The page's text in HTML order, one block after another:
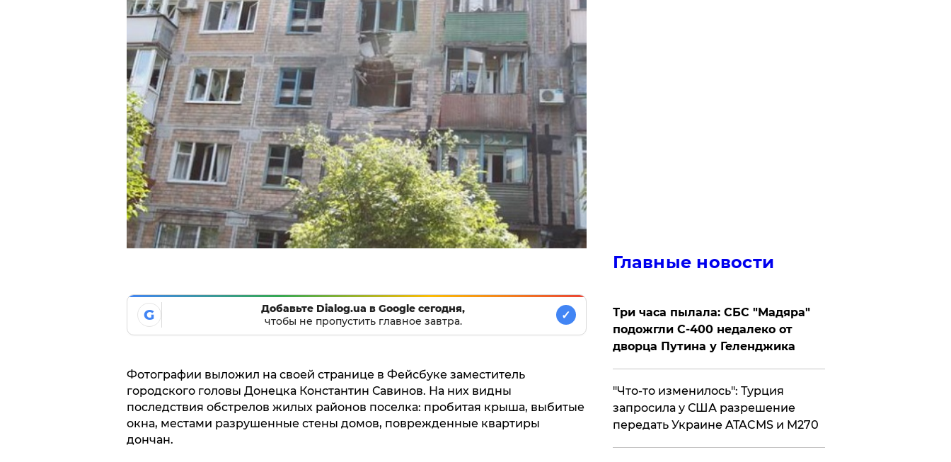
G
Добавьте Dialog.ua в Google сегодня,
чтобы не пропустить главное завтра.
✓
Фотографии выложил на своей странице в Фейсбуке заместитель
городского головы Донецка Константин Савинов. На них видны
последствия обстрелов жилых районов поселка: пробитая крыша, выбитые
окна, местами разрушенные стены домов, поврежденные квартиры
дончан.
Главные новости
Три часа пылала: СБС "Мадяра"
подожгли С-400 недалеко от
дворца Путина у Геленджика
​"Что-то изменилось": Турция
запросила у США разрешение
передать Украине ATACMS и M270